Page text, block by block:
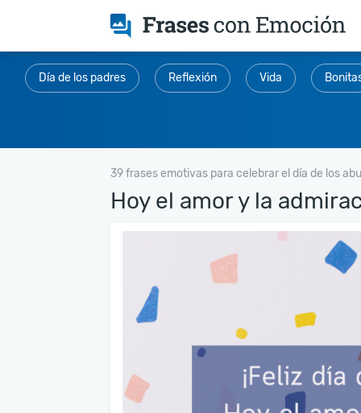
Día de los padres Reflexión Vida
39 frases emotivas para celebrar el día de los
Hoy el amor y la